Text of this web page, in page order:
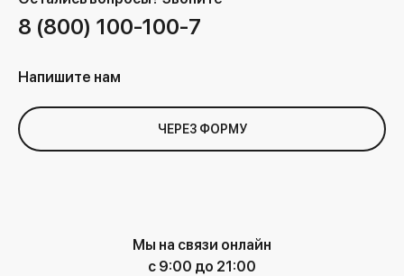
8 (800) 100-100-7
Напишите нам
ЧЕРЕЗ ФОРМУ
Мы на связи онлайн
с 9:00 до 21:00